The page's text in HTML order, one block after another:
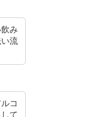
み
流
コ
て